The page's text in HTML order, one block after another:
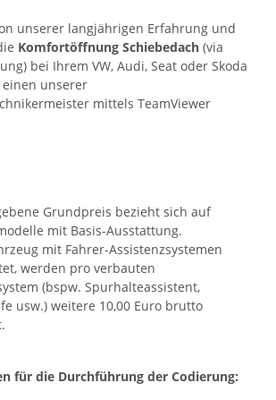
unserer langjährigen Erfahrung und
Komfortöffnung Schiebedach (via
bei Ihrem VW, Audi, Seat oder Skoda
unserer
mittels TeamViewer
Grundpreis bezieht sich auf
mit Basis-Ausstattung.
mit Fahrer-Assistenzsystemen
werden pro verbauten
(bspw. Spurhalteassistent,
usw.) weitere 10,00 Euro brutto
für die Durchführung der Codierung: